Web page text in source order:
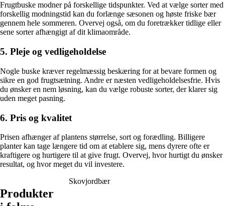
Frugtbuske modner på forskellige tidspunkter. Ved at vælge sorter med
forskellig modningstid kan du forlænge sæsonen og høste friske bær
gennem hele sommeren. Overvej også, om du foretrækker tidlige eller
sene sorter afhængigt af dit klimaområde.
5. Pleje og vedligeholdelse
Nogle buske kræver regelmæssig beskæring for at bevare formen og
sikre en god frugtsætning. Andre er næsten vedligeholdelsesfrie. Hvis
du ønsker en nem løsning, kan du vælge robuste sorter, der klarer sig
uden meget pasning.
6. Pris og kvalitet
Prisen afhænger af plantens størrelse, sort og forædling. Billigere
planter kan tage længere tid om at etablere sig, mens dyrere ofte er
kraftigere og hurtigere til at give frugt. Overvej, hvor hurtigt du ønsker
resultat, og hvor meget du vil investere.
Produkter
Skovjordbær